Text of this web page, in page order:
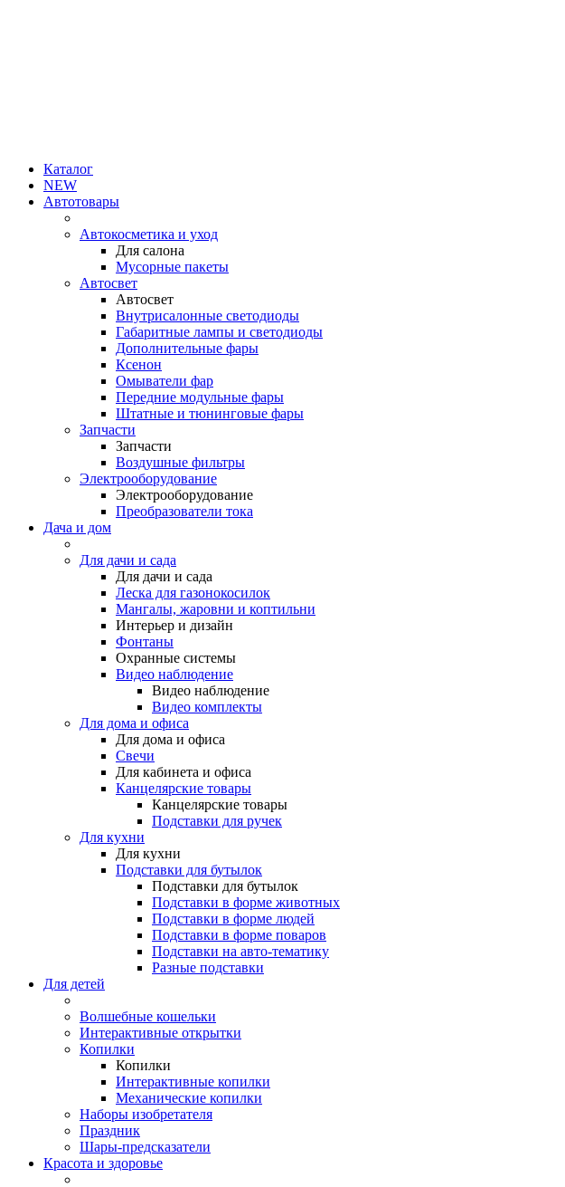
Каталог
NEW
Автотовары
Автокосметика и уход
Для салона
Мусорные пакеты
Автосвет
Автосвет
Внутрисалонные светодиоды
Габаритные лампы и светодиоды
Дополнительные фары
Ксенон
Омыватели фар
Передние модульные фары
Штатные и тюнинговые фары
Запчасти
Запчасти
Воздушные фильтры
Электрооборудование
Электрооборудование
Преобразователи тока
Дача и дом
Для дачи и сада
Для дачи и сада
Леска для газонокосилок
Мангалы, жаровни и коптильни
Интерьер и дизайн
Фонтаны
Охранные системы
Видео наблюдение
Видео наблюдение
Видео комплекты
Для дома и офиса
Для дома и офиса
Свечи
Для кабинета и офиса
Канцелярские товары
Канцелярские товары
Подставки для ручек
Для кухни
Для кухни
Подставки для бутылок
Подставки для бутылок
Подставки в форме животных
Подставки в форме людей
Подставки в форме поваров
Подставки на авто-тематику
Разные подставки
Для детей
Волшебные кошельки
Интерактивные открытки
Копилки
Копилки
Интерактивные копилки
Механические копилки
Наборы изобретателя
Праздник
Шары-предсказатели
Красота и здоровье